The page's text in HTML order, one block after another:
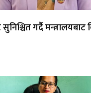
गर्दै मन्त्रालयबाट